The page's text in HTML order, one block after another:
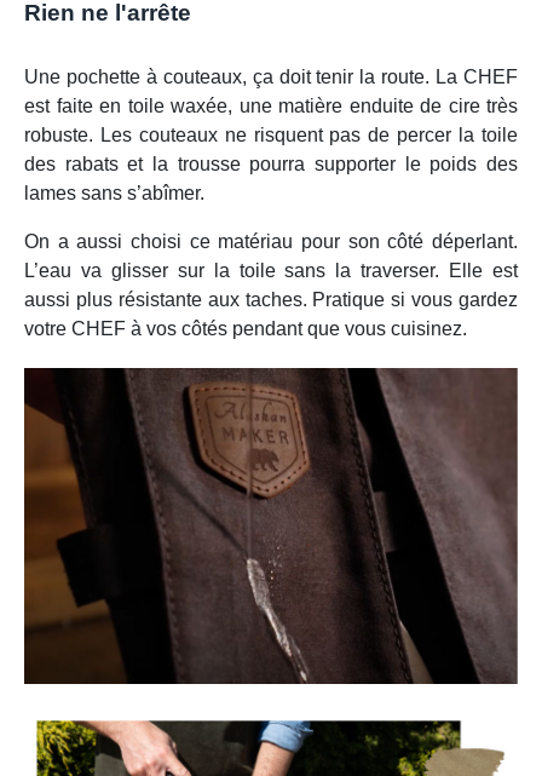
Rien ne l'arrête
Une pochette à couteaux, ça doit tenir la route. La CHEF
est faite en toile waxée, une matière enduite de cire très
robuste. Les couteaux ne risquent pas de percer la toile
des rabats et la trousse pourra supporter le poids des
lames sans s’abîmer.
On a aussi choisi ce matériau pour son côté déperlant.
L’eau va glisser sur la toile sans la traverser. Elle est
aussi plus résistante aux taches. Pratique si vous gardez
votre CHEF à vos côtés pendant que vous cuisinez.